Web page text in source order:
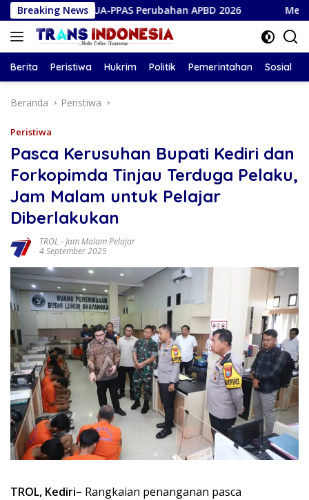
Langsung
ke
konten
Breaking News
KUA-PPAS Perubahan APBD 2026 Meriahkan HUT
Berita Peristiwa Hukrim Politik Pemerintahan Sosial
Beranda Peristiwa
Peristiwa
Pasca Kerusuhan Bupati Kediri dan
Forkopimda Tinjau Terduga Pelaku,
Jam Malam untuk Pelajar
Diberlakukan
TROL -Jam Malam Pelajar
4 September 2025
TROL, Kediri– Rangkaian penanganan pasca